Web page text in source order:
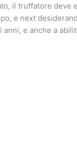
il truffatore deve
e next
e anche a